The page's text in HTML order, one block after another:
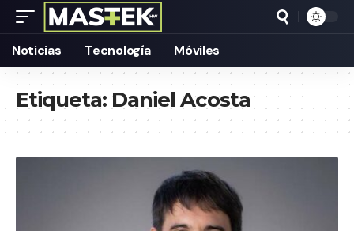
Noticias Tecnología Móviles
Etiqueta:Daniel Acosta